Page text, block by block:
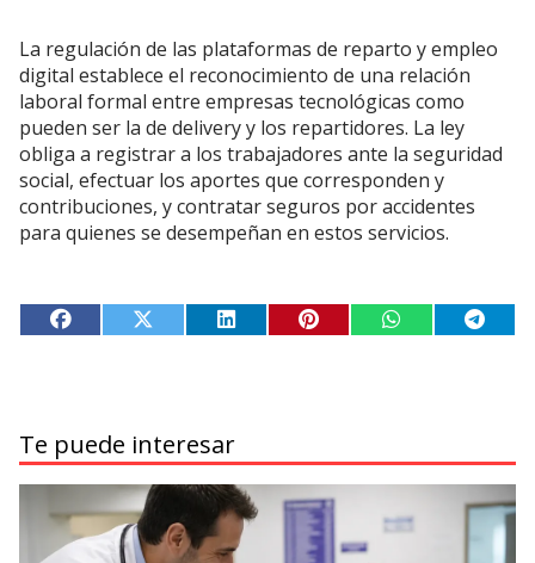
La regulación de las plataformas de reparto y empleo
digital establece el reconocimiento de una relación
laboral formal entre empresas tecnológicas como
pueden ser la de delivery y los repartidores. La ley
obliga a registrar a los trabajadores ante la seguridad
social, efectuar los aportes que corresponden y
contribuciones, y contratar seguros por accidentes
para quienes se desempeñan en estos servicios.
Te puede interesar